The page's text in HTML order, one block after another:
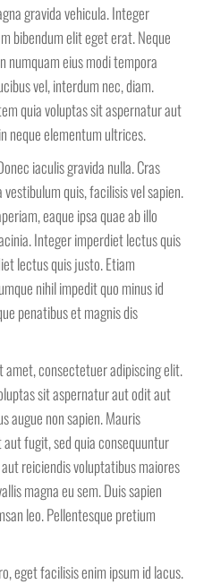
gravida vehicula. Integer
bibendum elit eget erat. Neque
numquam eius modi tempora
vel, interdum nec, diam.
quia voluptas sit aspernatur aut
neque elementum ultrices.
iaculis gravida nulla. Cras
quis, facilisis vel sapien.
eaque ipsa quae ab illo
Integer imperdiet lectus quis
lectus quis justo. Etiam
nihil impedit quo minus id
penatibus et magnis dis
amet, consectetuer adipiscing elit.
sit aspernatur aut odit aut
augue non sapien. Mauris
fugit, sed quia consequuntur
reiciendis voluptatibus maiores
magna eu sem. Duis sapien
leo. Pellentesque pretium
eget facilisis enim ipsum id lacus.